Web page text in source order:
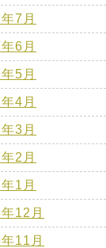
7月
6月
5月
4月
3月
2月
1月
12月
11月